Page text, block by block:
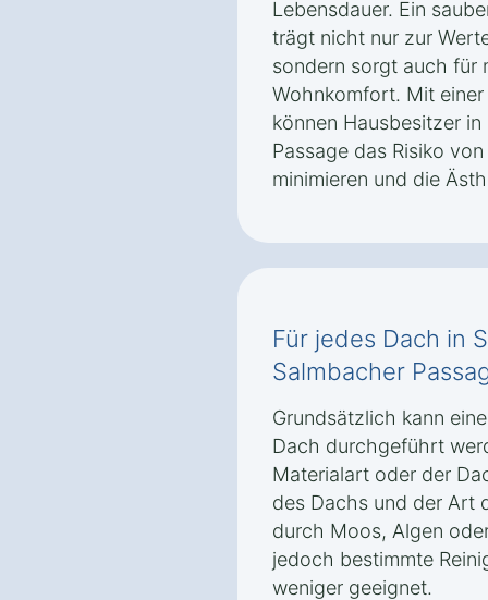
Lebensdauer. Ein
trägt nicht nur zur
sondern sorgt auch für
Wohnkomfort. Mit
können Hausbesitzer
Passage das Risiko
minimieren und die
Für jedes Dach in
Salmbacher
Grundsätzlich kann
Dach durchgeführt
Materialart oder der
des Dachs und der Art
durch Moos, Algen
jedoch bestimmte
weniger geeignet.